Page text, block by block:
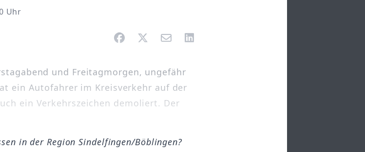
Uhr
und Freitagmorgen, ungefähr
ein Autofahrer im Kreisverkehr auf der
ein Verkehrszeichen demoliert. Der
in der Region Sindelfingen/Böblingen?